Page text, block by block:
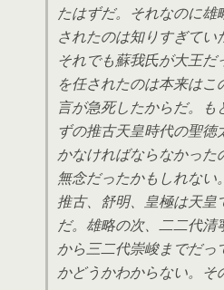
たはずだ。それなのに
されたのは知りすぎてい
それでも蘇我氏が大王
を任されたのは本来は
言が急死したからだ。
ずの推古天皇時代の聖
かなければならなかった
無念だったかもしれない。
推古、舒明、皇極は天皇
だ。雄略の次、二二代
から三二代崇峻までだっ
かどうかわからない。そ